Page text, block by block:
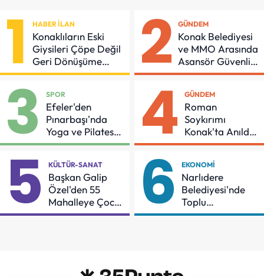
1 HABER İLAN
Konaklıların Eski
Giysileri Çöpe Değil
Geri Dönüşüme
Gidiyor
2 GÜNDEM
Konak Belediyesi
ve MMO Arasında
Asansör Güvenliği
İçin Önemli
3 SPOR
Efeler'den
Pınarbaşı'nda
Yoga ve Pilates
Buluşması
4 GÜNDEM
Roman
Soykırımı
Konak'ta Anıldı:
"Eşit Bir Yaşam
Sürdüreceğiz"
5 KÜLTÜR-SANAT
Başkan Galip
Özel'den 55
Mahalleye Çocuk
Şenliği
6 EKONOMI
Narlıdere
Belediyesi'nde
Toplu
Sözleşmeye